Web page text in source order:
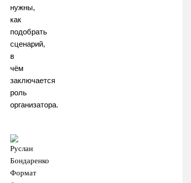
нужны,
как
подобрать
сценарий,
в
чём
заключается
роль
организатора.